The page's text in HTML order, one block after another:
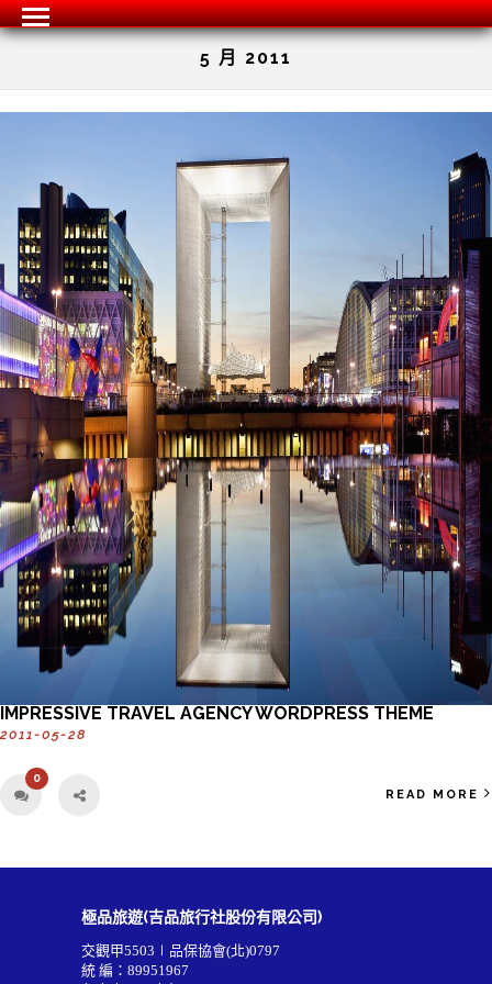
5 月 2011
IMPRESSIVE TRAVEL AGENCY WORDPRESS THEME
2011-05-28
0
READ MORE
極品旅遊(吉品旅行社股份有限公司)
交觀甲5503∣品保協會(北)0797
統 編：89951967